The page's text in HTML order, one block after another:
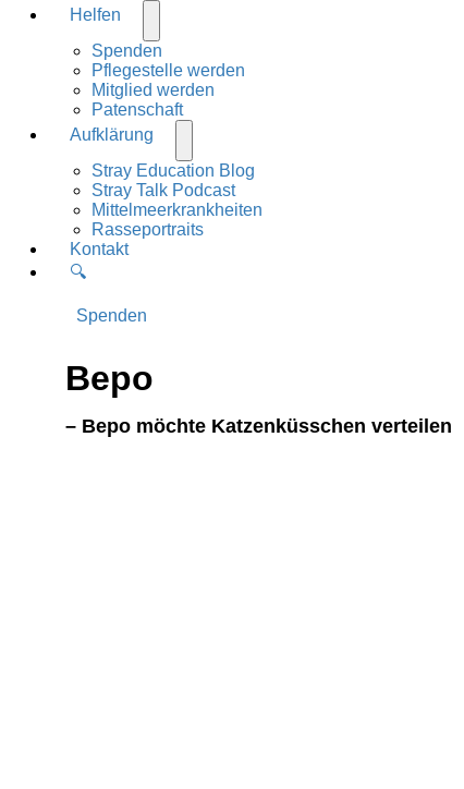
Helfen
Spenden
Pflegestelle werden
Mitglied werden
Patenschaft
Aufklärung
Stray Education Blog
Stray Talk Podcast
Mittelmeerkrankheiten
Rasseportraits
Kontakt
🔍
Spenden
Bepo
– Bepo möchte Katzenküsschen verteilen